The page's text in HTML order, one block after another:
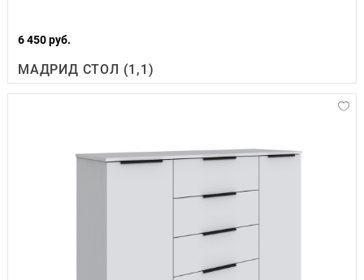
6 450 руб.
МАДРИД СТОЛ (1,1)